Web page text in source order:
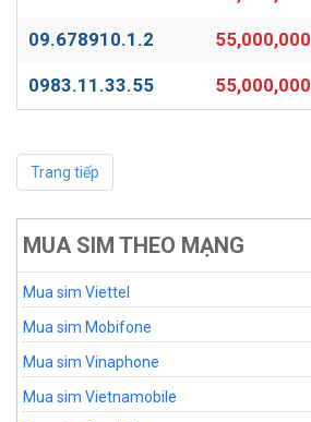
09.678910.1.2 55,000,000
0983.11.33.55 55,000,000
Trang tiếp
MUA SIM THEO MẠNG
Mua sim Viettel
Mua sim Mobifone
Mua sim Vinaphone
Mua sim Vietnamobile